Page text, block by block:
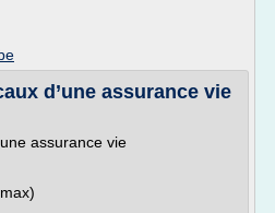
d’une assurance vie
assurance vie